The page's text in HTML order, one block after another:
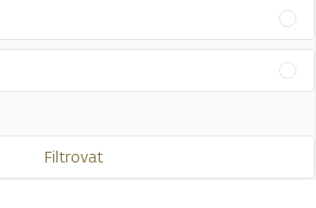
Filtrovat